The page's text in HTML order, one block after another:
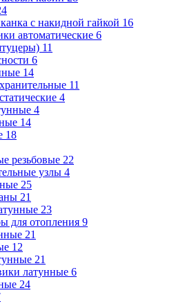
с накидной гайкой 16
автоматические 6
11
6
14
11
4
4
14
18
резьбовые 22
узлы 4
25
21
23
для отопления 9
21
12
21
латунные 6
24